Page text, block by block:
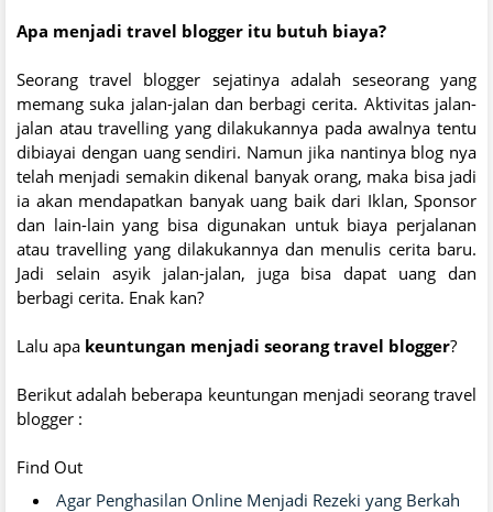
Apa menjadi travel blogger itu butuh biaya?
Seorang travel blogger sejatinya adalah seseorang yang
memang suka jalan-jalan dan berbagi cerita. Aktivitas jalan-
jalan atau travelling yang dilakukannya pada awalnya tentu
dibiayai dengan uang sendiri. Namun jika nantinya blog nya
telah menjadi semakin dikenal banyak orang, maka bisa jadi
ia akan mendapatkan banyak uang baik dari Iklan, Sponsor
dan lain-lain yang bisa digunakan untuk biaya perjalanan
atau travelling yang dilakukannya dan menulis cerita baru.
Jadi selain asyik jalan-jalan, juga bisa dapat uang dan
berbagi cerita. Enak kan?
Lalu apa keuntungan menjadi seorang travel blogger?
Berikut adalah beberapa keuntungan menjadi seorang travel
blogger :
Find Out
Agar Penghasilan Online Menjadi Rezeki yang Berkah